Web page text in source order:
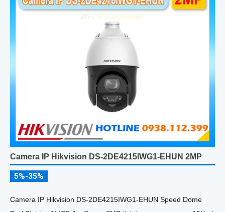
Camera IP Hikvision DS-2DE4215IWG1-EHUN 2MP
5%-35%
Camera IP Hikvision DS-2DE4215IWG1-EHUN Speed Dome